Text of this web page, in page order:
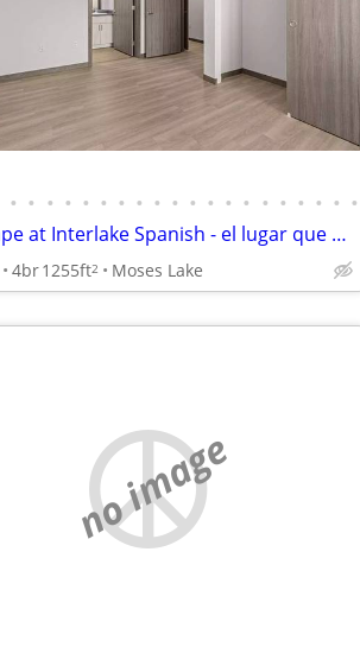
• • • • • • • • • • • • • • • • • • • •
The Cape at Interlake Spanish - el lugar que estad busca!
4br1255ft2 Moses Lake
no image